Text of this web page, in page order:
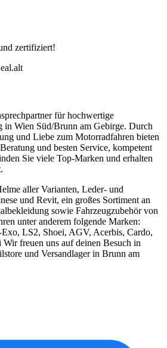
zertifiziert!
für hochwertige
in Wien Süd/Brunn am Gebirge. Durch
und Liebe zum Motorradfahren bieten
und besten Service, kompetent
Sie viele Top-Marken und erhalten
aller Varianten, Leder- und
und Revit, ein großes Sortiment an
sowie Fahrzeugzubehör von
unter anderem folgende Marken:
LS2, Shoei, AGV, Acerbis, Cardo,
freuen uns auf deinen Besuch in
und Versandlager in Brunn am